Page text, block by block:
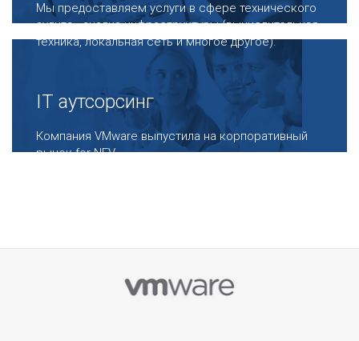
Мы предоставляем услуги в сфере технического
аудита - анализ инфраструктуры (вычислительная
техника, локальная сеть и многое другое).
IT аутсорсинг
Компания VMware выпустила на корпоративный
рынок for NFV